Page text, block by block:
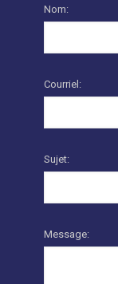
Nom:
Courriel:
Sujet:
Message: